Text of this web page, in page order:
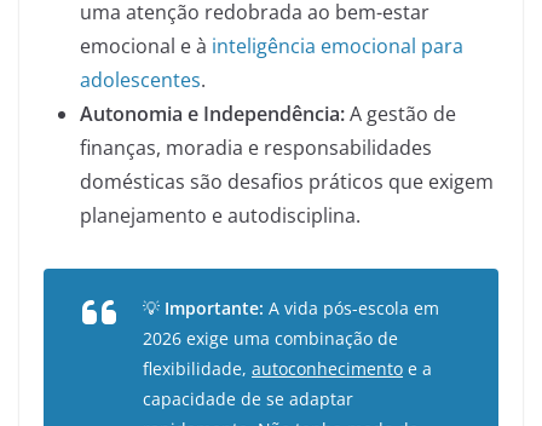
uma atenção redobrada ao bem-estar
emocional e à inteligência emocional para
adolescentes.
Autonomia e Independência:A gestão de
finanças, moradia e responsabilidades
domésticas são desafios práticos que exigem
planejamento e autodisciplina.
💡 Importante: A vida pós-escola em
2026 exige uma combinação de
flexibilidade, autoconhecimento e a
capacidade de se adaptar